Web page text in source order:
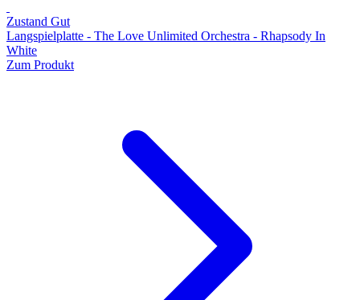
Zustand Gut
Langspielplatte - The Love Unlimited Orchestra - Rhapsody In
White
Zum Produkt